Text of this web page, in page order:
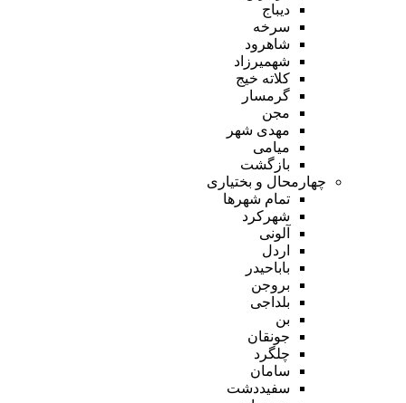
دیباج
سرخه
شاهرود
شهمیرزاد
کلاته خیج
گرمسار
مجن
مهدی شهر
میامی
بازگشت
چهارمحال و بختیاری
تمام شهر‌ها
شهرکرد
آلونی
اردل
باباحیدر
بروجن
بلداجی
بن
جونقان
چلگرد
سامان
سفیددشت